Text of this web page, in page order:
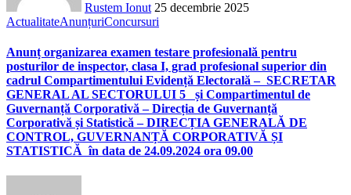
Rustem Ionut 25 decembrie 2025
ActualitateAnunțuriConcursuri
Anunț organizarea examen testare profesională pentru
posturilor de inspector, clasa I, grad profesional superior din
cadrul Compartimentului Evidență Electorală – SECRETAR
GENERAL AL SECTORULUI 5 și Compartimentul de
Guvernanță Corporativă – Direcția de Guvernanță
Corporativă și Statistică – DIRECȚIA GENERALĂ DE
CONTROL, GUVERNANȚĂ CORPORATIVĂ ȘI
STATISTICĂ în data de 24.09.2024 ora 09.00